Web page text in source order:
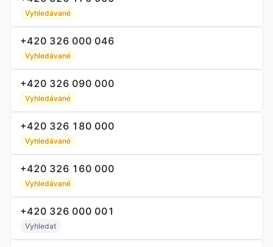
Vyhledávané
+420 326 000 046
Vyhledávané
+420 326 090 000
Vyhledávané
+420 326 180 000
Vyhledávané
+420 326 160 000
Vyhledávané
+420 326 000 001
Vyhledat